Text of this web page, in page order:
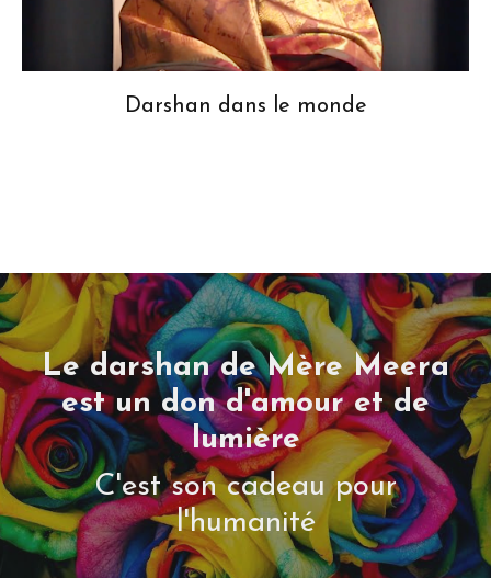
Darshan dans le monde
Le darshan de Mère Meera
est un don d'amour et de
lumière
C'est son cadeau pour
l'humanité